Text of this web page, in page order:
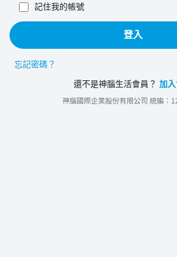
記住我的帳號
登入
忘記密碼？
還不是神腦生活會員？ 加
神腦國際企業股份有限公司 統編：